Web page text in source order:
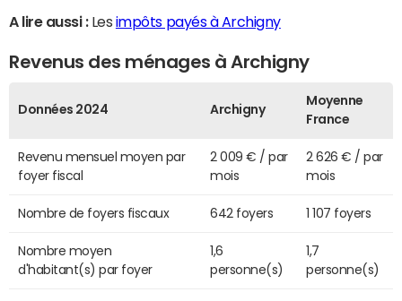
A lire aussi :Les impôts payés à Archigny
Revenus des ménages à Archigny
Données 2024 Archigny
Moyenne
France
Revenu mensuel moyen par
foyer fiscal
2 009 € / par
mois
2 626 € / par
mois
Nombre de foyers fiscaux 642 foyers 1 107 foyers
Nombre moyen
d'habitant(s) par foyer
1,6
personne(s)
1,7
personne(s)